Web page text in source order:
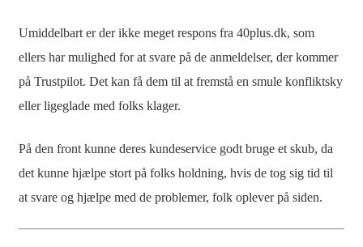
Umiddelbart er der ikke meget respons fra 40plus.dk, som
ellers har mulighed for at svare på de anmeldelser, der kommer
på Trustpilot. Det kan få dem til at fremstå en smule konfliktsky
eller ligeglade med folks klager.
På den front kunne deres kundeservice godt bruge et skub, da
det kunne hjælpe stort på folks holdning, hvis de tog sig tid til
at svare og hjælpe med de problemer, folk oplever på siden.